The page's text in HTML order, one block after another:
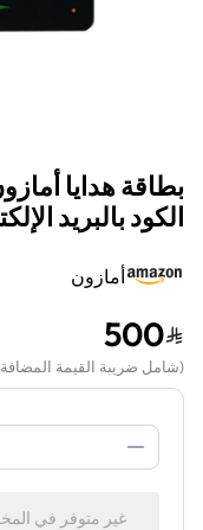
الكود بالبريد
أمازون
500
(شامل ضريبة القيمة المضافة
غير متوفر في